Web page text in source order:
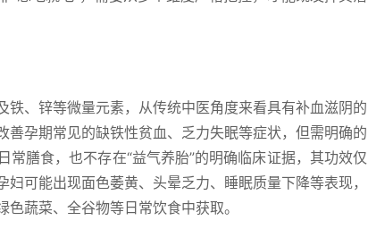
、锌等微量元素，从传统中医角度来看具有补血滋阴的
孕期常见的缺铁性贫血、乏力失眠等症状，但需明确的
膳食，也不存在“益气养胎”的明确临床证据，其功效仅
可能出现面色萎黄、头晕乏力、睡眠质量下降等表现，
蔬菜、全谷物等日常饮食中获取。